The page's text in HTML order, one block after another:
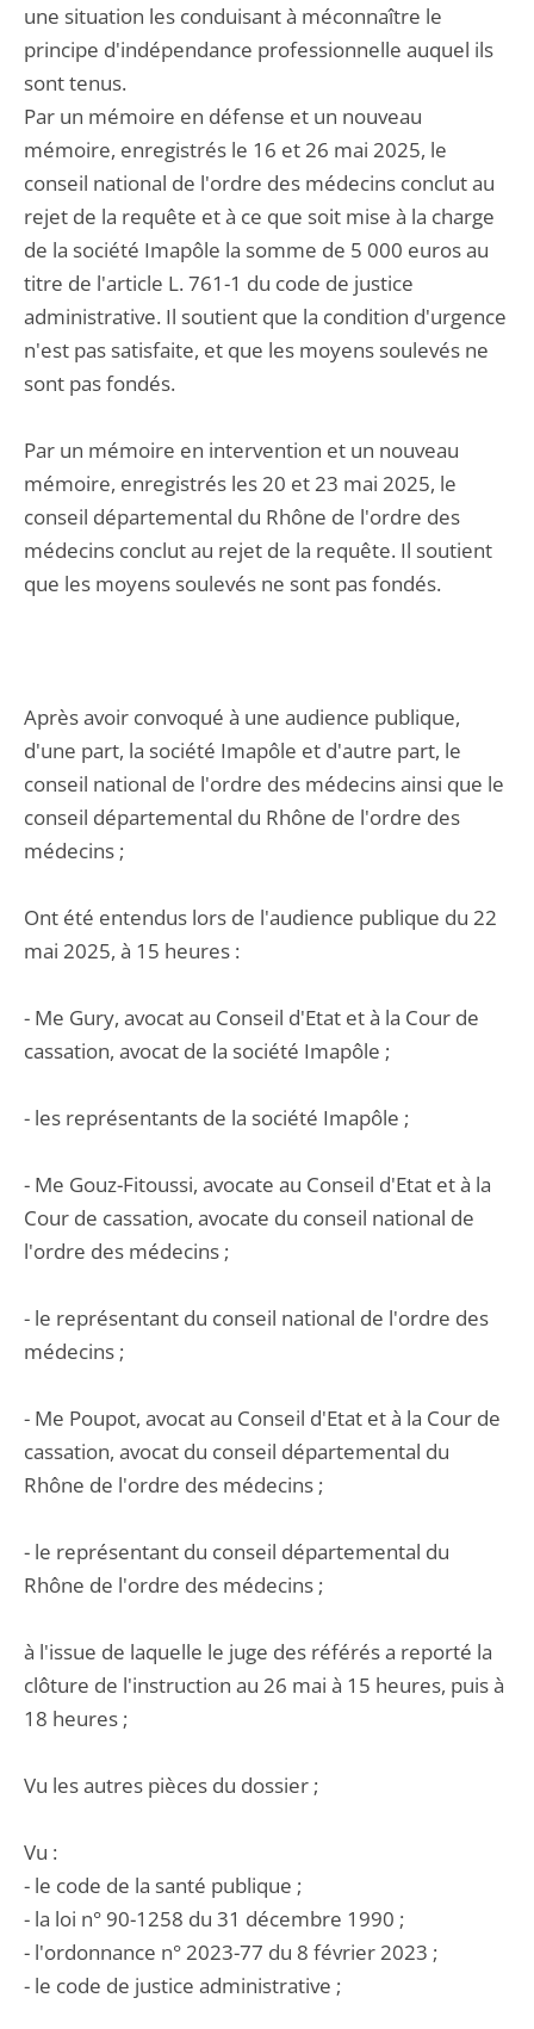
une situation les conduisant à méconnaître le
principe d'indépendance professionnelle auquel ils
sont tenus.
Par un mémoire en défense et un nouveau
mémoire, enregistrés le 16 et 26 mai 2025, le
conseil national de l'ordre des médecins conclut au
rejet de la requête et à ce que soit mise à la charge
de la société Imapôle la somme de 5 000 euros au
titre de l'article L. 761-1 du code de justice
administrative. Il soutient que la condition d'urgence
n'est pas satisfaite, et que les moyens soulevés ne
sont pas fondés.
Par un mémoire en intervention et un nouveau
mémoire, enregistrés les 20 et 23 mai 2025, le
conseil départemental du Rhône de l'ordre des
médecins conclut au rejet de la requête. Il soutient
que les moyens soulevés ne sont pas fondés.
Après avoir convoqué à une audience publique,
d'une part, la société Imapôle et d'autre part, le
conseil national de l'ordre des médecins ainsi que le
conseil départemental du Rhône de l'ordre des
médecins ;
Ont été entendus lors de l'audience publique du 22
mai 2025, à 15 heures :
- Me Gury, avocat au Conseil d'Etat et à la Cour de
cassation, avocat de la société Imapôle ;
- les représentants de la société Imapôle ;
- Me Gouz-Fitoussi, avocate au Conseil d'Etat et à la
Cour de cassation, avocate du conseil national de
l'ordre des médecins ;
- le représentant du conseil national de l'ordre des
médecins ;
- Me Poupot, avocat au Conseil d'Etat et à la Cour de
cassation, avocat du conseil départemental du
Rhône de l'ordre des médecins ;
- le représentant du conseil départemental du
Rhône de l'ordre des médecins ;
à l'issue de laquelle le juge des référés a reporté la
clôture de l'instruction au 26 mai à 15 heures, puis à
18 heures ;
Vu les autres pièces du dossier ;
Vu :
- le code de la santé publique ;
- la loi n° 90-1258 du 31 décembre 1990 ;
- l'ordonnance n° 2023-77 du 8 février 2023 ;
- le code de justice administrative ;